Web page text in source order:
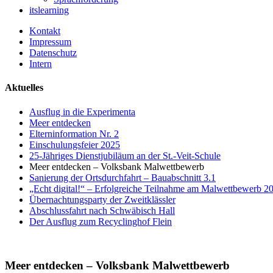
itslearning
Kontakt
Impressum
Datenschutz
Intern
Aktuelles
Ausflug in die Experimenta
Meer entdecken
Elterninformation Nr. 2
Einschulungsfeier 2025
25-Jähriges Dienstjubiläum an der St.-Veit-Schule
Meer entdecken – Volksbank Malwettbewerb
Sanierung der Ortsdurchfahrt – Bauabschnitt 3.1
„Echt digital!“ – Erfolgreiche Teilnahme am Malwettbewerb
Übernachtungsparty der Zweitklässler
Abschlussfahrt nach Schwäbisch Hall
Der Ausflug zum Recyclinghof Flein
Meer entdecken – Volksbank Malwettbewerb